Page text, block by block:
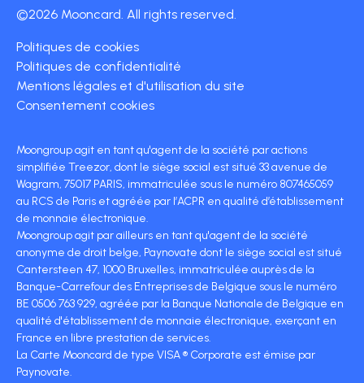
©2026 Mooncard. All rights reserved.
Politiques de cookies
Politiques de confidentialité
Mentions légales et d'utilisation du site
Consentement cookies
Moongroup agit en tant qu'agent de la société par actions
simplifiée Treezor, dont le siège social est situé 33 avenue de
Wagram, 75017 PARIS, immatriculée sous le numéro 807465059
au RCS de Paris et agréée par l’ACPR en qualité d’établissement
de monnaie électronique.
Moongroup agit par ailleurs en tant qu'agent de la société
anonyme de droit belge, Paynovate dont le siège social est situé
Cantersteen 47, 1000 Bruxelles, immatriculée auprès de la
Banque-Carrefour des Entreprises de Belgique sous le numéro
BE 0506 763 929, agréée par la Banque Nationale de Belgique en
qualité d'établissement de monnaie électronique, exerçant en
France en libre prestation de services.
La Carte Mooncard de type VISA ® Corporate est émise par
Paynovate.